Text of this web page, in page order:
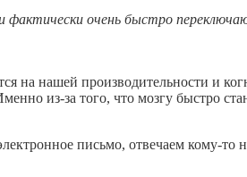
очень быстро
на нашей производительности и
из-за того, что мозгу быстро
письмо, отвечаем кому-